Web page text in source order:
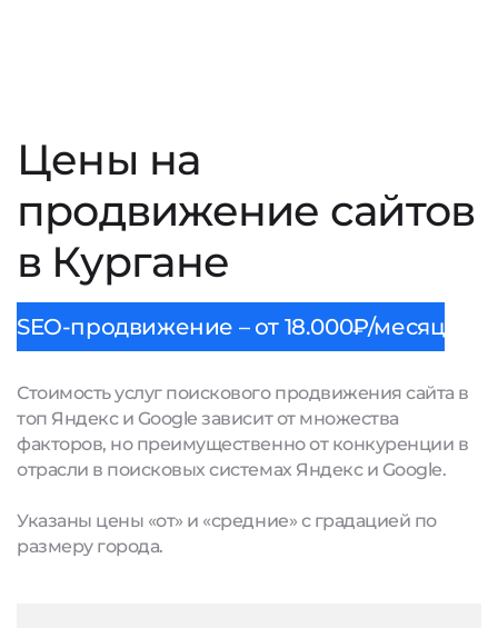
Цены на
продвижение сайтов
в Кургане
SEO-продвижение – от 18.000₽/месяц
Стоимость услуг поискового продвижения сайта в
топ Яндекс и Google зависит от множества
факторов, но преимущественно от конкуренции в
отрасли в поисковых системах Яндекс и Google.
Указаны цены «от» и «средние» с градацией по
размеру города.